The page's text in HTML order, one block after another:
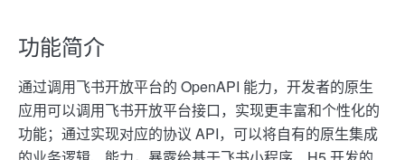
功能简介
通过调用飞书开放平台的 OpenAPI 能力，开发者的原生
应用可以调用飞书开放平台接口，实现更丰富和个性化的
功能；通过实现对应的协议 API，可以将自有的原生集成